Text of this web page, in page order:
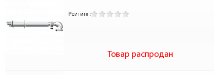
Рейтинг:
Товар распродан